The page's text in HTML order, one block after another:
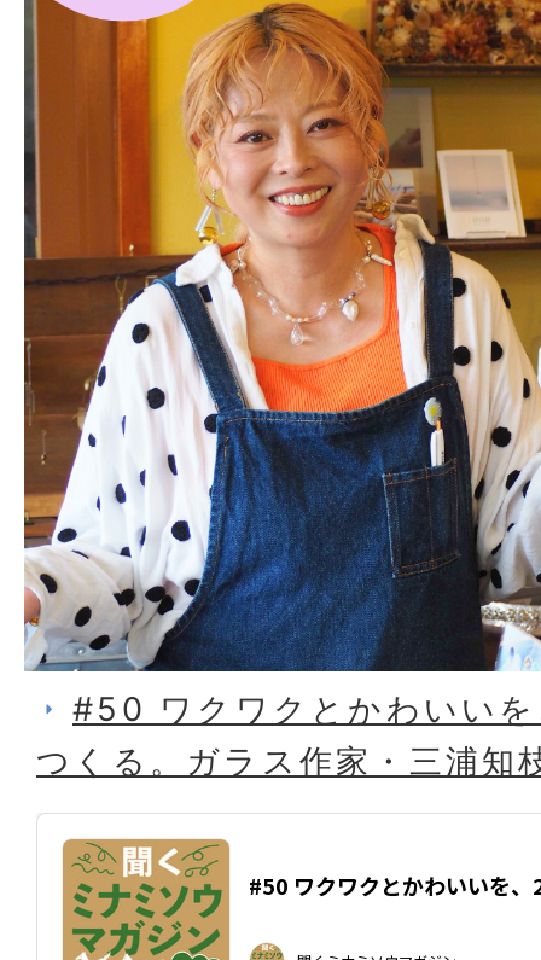
#50 ワクワクとかわいい
つくる。ガラス作家・三浦知